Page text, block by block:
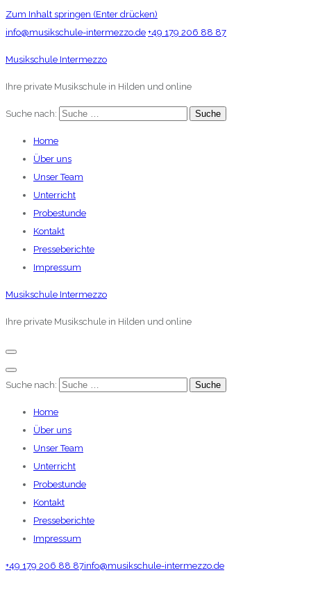
Zum Inhalt springen (Enter drücken)
info@musikschule-intermezzo.de +49 179 206 88 87
Musikschule Intermezzo
Ihre private Musikschule in Hilden und online
Suche nach:
Home
Über uns
Unser Team
Unterricht
Probestunde
Kontakt
Presseberichte
Impressum
Musikschule Intermezzo
Ihre private Musikschule in Hilden und online
Suche nach:
Home
Über uns
Unser Team
Unterricht
Probestunde
Kontakt
Presseberichte
Impressum
+49 179 206 88 87info@musikschule-intermezzo.de